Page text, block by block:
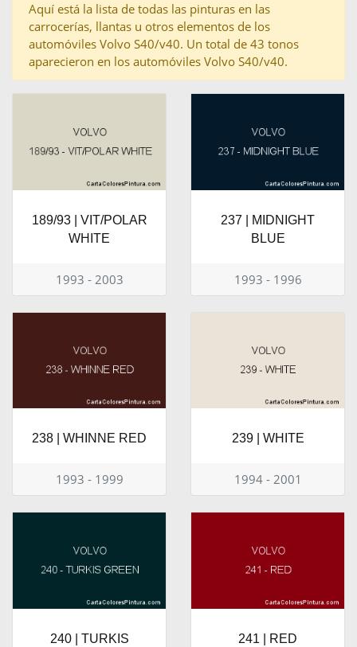
Aquí está la lista de todas las pinturas en las
carrocerías, llantas u otros elementos de los
automóviles Volvo S40/v40. Un total de 43 tonos
aparecieron en los automóviles Volvo S40/v40.
189/93 | VIT/POLAR
WHITE
1993 - 2003
237 | MIDNIGHT
BLUE
1993 - 1996
238 | WHINNE RED
1993 - 1999
239 | WHITE
1994 - 2001
240 | TURKIS
241 | RED